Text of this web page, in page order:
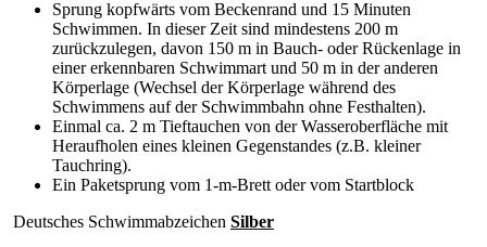
Sprung kopfwärts vom Beckenrand und 15 Minuten
Schwimmen. In dieser Zeit sind mindestens 200 m
zurückzulegen, davon 150 m in Bauch- oder Rückenlage in
einer erkennbaren Schwimmart und 50 m in der anderen
Körperlage (Wechsel der Körperlage während des
Schwimmens auf der Schwimmbahn ohne Festhalten).
Einmal ca. 2 m Tieftauchen von der Wasseroberfläche mit
Heraufholen eines kleinen Gegenstandes (z.B. kleiner
Tauchring).
Ein Paketsprung vom 1-m-Brett oder vom Startblock
Deutsches Schwimmabzeichen Silber